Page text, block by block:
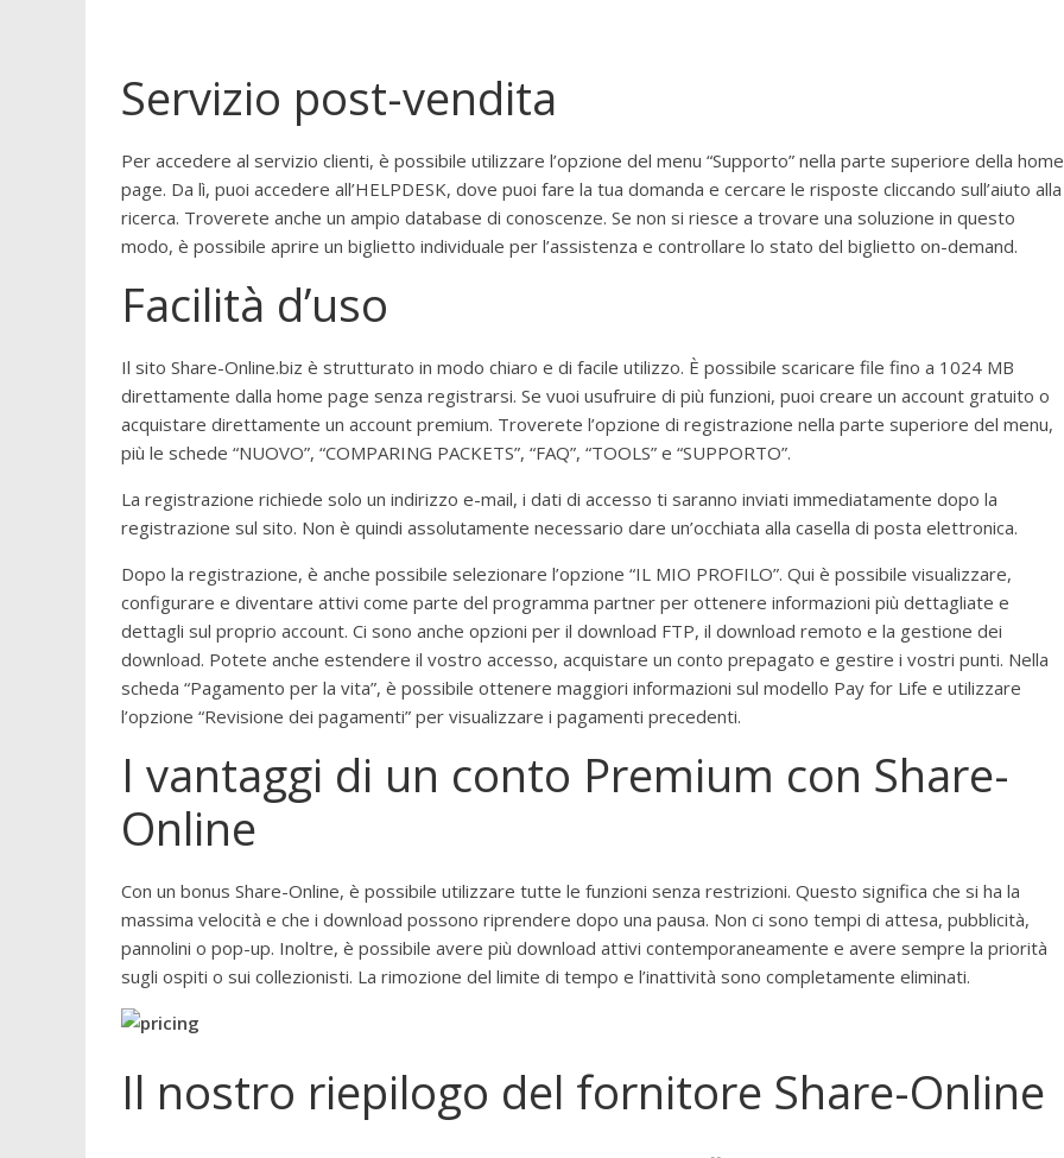
Servizio post-vendita
Per accedere al servizio clienti, è possibile utilizzare l’opzione del menu “Supporto” nella parte superiore della home
page. Da lì, puoi accedere all’HELPDESK, dove puoi fare la tua domanda e cercare le risposte cliccando sull’aiuto alla
ricerca. Troverete anche un ampio database di conoscenze. Se non si riesce a trovare una soluzione in questo
modo, è possibile aprire un biglietto individuale per l’assistenza e controllare lo stato del biglietto on-demand.
Facilità d’uso
Il sito Share-Online.biz è strutturato in modo chiaro e di facile utilizzo. È possibile scaricare file fino a 1024 MB
direttamente dalla home page senza registrarsi. Se vuoi usufruire di più funzioni, puoi creare un account gratuito o
acquistare direttamente un account premium. Troverete l’opzione di registrazione nella parte superiore del menu,
più le schede “NUOVO”, “COMPARING PACKETS”, “FAQ”, “TOOLS” e “SUPPORTO”.
La registrazione richiede solo un indirizzo e-mail, i dati di accesso ti saranno inviati immediatamente dopo la
registrazione sul sito. Non è quindi assolutamente necessario dare un’occhiata alla casella di posta elettronica.
Dopo la registrazione, è anche possibile selezionare l’opzione “IL MIO PROFILO”. Qui è possibile visualizzare,
configurare e diventare attivi come parte del programma partner per ottenere informazioni più dettagliate e
dettagli sul proprio account. Ci sono anche opzioni per il download FTP, il download remoto e la gestione dei
download. Potete anche estendere il vostro accesso, acquistare un conto prepagato e gestire i vostri punti. Nella
scheda “Pagamento per la vita”, è possibile ottenere maggiori informazioni sul modello Pay for Life e utilizzare
l’opzione “Revisione dei pagamenti” per visualizzare i pagamenti precedenti.
I vantaggi di un conto Premium con Share-
Online
Con un bonus Share-Online, è possibile utilizzare tutte le funzioni senza restrizioni. Questo significa che si ha la
massima velocità e che i download possono riprendere dopo una pausa. Non ci sono tempi di attesa, pubblicità,
pannolini o pop-up. Inoltre, è possibile avere più download attivi contemporaneamente e avere sempre la priorità
sugli ospiti o sui collezionisti. La rimozione del limite di tempo e l’inattività sono completamente eliminati.
Il nostro riepilogo del fornitore Share-Online